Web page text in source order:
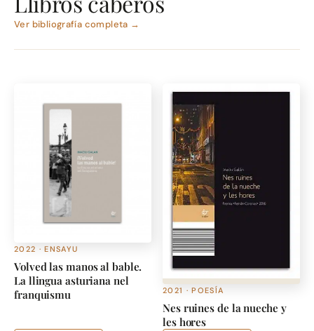
Ver bibliografía completa →
2022 · ENSAYU
Volved las manos al bable.
La llingua asturiana nel
franquismu
2021 · POESÍA
Nes ruines de la nueche y
les hores